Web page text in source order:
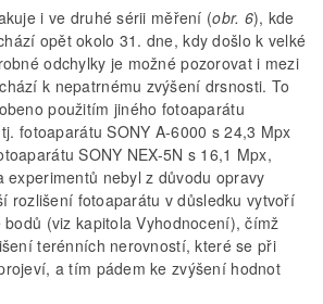
i ve druhé sérii měření (obr. 6), kde
opět okolo 31. dne, kdy došlo k velké
odchylky je možné pozorovat i mezi
k nepatrnému zvýšení drsnosti. To
použitím jiného fotoaparátu
fotoaparátu SONY A-6000 s 24,3 Mpx
SONY NEX-5N s 16,1 Mpx,
experimentů nebyl z důvodu opravy
rozlišení fotoaparátu v důsledku vytvoří
(viz kapitola Vyhodnocení), čímž
terénních nerovností, které se při
a tím pádem ke zvýšení hodnot